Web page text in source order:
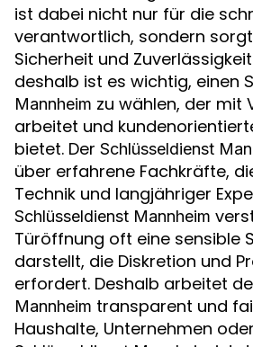
ist dabei nicht nur für die
verantwortlich, sondern
Sicherheit und
deshalb ist es wichtig, einen
Mannheim zu wählen, der mit
arbeitet und
bietet. Der Schlüsseldienst
über erfahrene Fachkräfte,
Technik und langjähriger
Schlüsseldienst Mannheim
Türöffnung oft eine sensible
darstellt, die Diskretion und
erfordert. Deshalb arbeitet
Mannheim transparent und
Haushalte, Unternehmen